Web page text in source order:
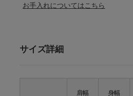
お手入れについてはこちら
サイズ詳細
肩幅 身幅